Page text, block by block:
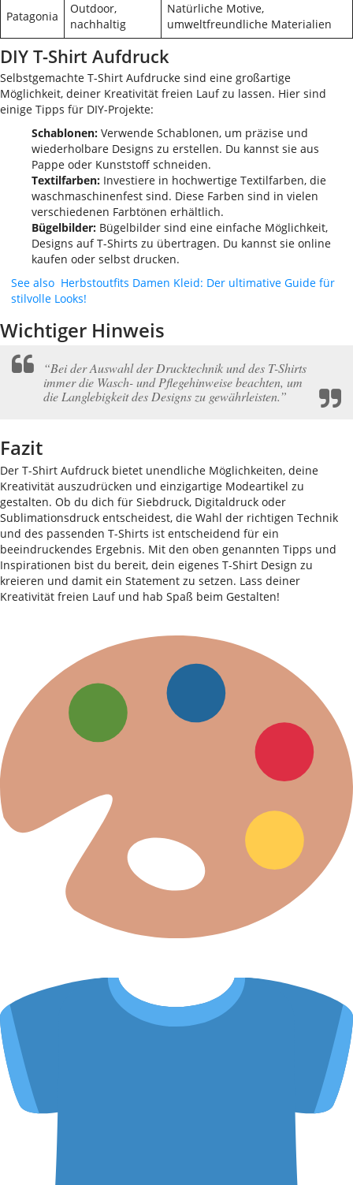
Patagonia
Outdoor,
nachhaltig
Natürliche Motive,
umweltfreundliche Materialien
DIY T-Shirt Aufdruck
Selbstgemachte T-Shirt Aufdrucke sind eine großartige
Möglichkeit, deiner Kreativität freien Lauf zu lassen. Hier sind
einige Tipps für DIY-Projekte:
Schablonen: Verwende Schablonen, um präzise und
wiederholbare Designs zu erstellen. Du kannst sie aus
Pappe oder Kunststoff schneiden.
Textilfarben: Investiere in hochwertige Textilfarben, die
waschmaschinenfest sind. Diese Farben sind in vielen
verschiedenen Farbtönen erhältlich.
Bügelbilder: Bügelbilder sind eine einfache Möglichkeit,
Designs auf T-Shirts zu übertragen. Du kannst sie online
kaufen oder selbst drucken.
See also Herbstoutfits Damen Kleid: Der ultimative Guide für
stilvolle Looks!
Wichtiger Hinweis
“Bei der Auswahl der Drucktechnik und des T-Shirts
immer die Wasch- und Pflegehinweise beachten, um
die Langlebigkeit des Designs zu gewährleisten.”
Fazit
Der T-Shirt Aufdruck bietet unendliche Möglichkeiten, deine
Kreativität auszudrücken und einzigartige Modeartikel zu
gestalten. Ob du dich für Siebdruck, Digitaldruck oder
Sublimationsdruck entscheidest, die Wahl der richtigen Technik
und des passenden T-Shirts ist entscheidend für ein
beeindruckendes Ergebnis. Mit den oben genannten Tipps und
Inspirationen bist du bereit, dein eigenes T-Shirt Design zu
kreieren und damit ein Statement zu setzen. Lass deiner
Kreativität freien Lauf und hab Spaß beim Gestalten!